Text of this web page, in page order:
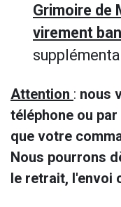
Grimoire de
virement
Attention : nous
téléphone ou
que votre
Nous pourrons
le retrait, l'envoi